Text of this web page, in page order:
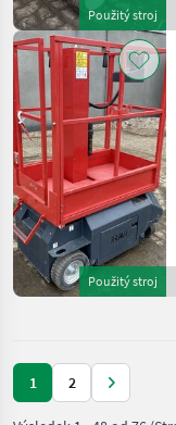
Použitý stroj
Použitý stroj
1 2